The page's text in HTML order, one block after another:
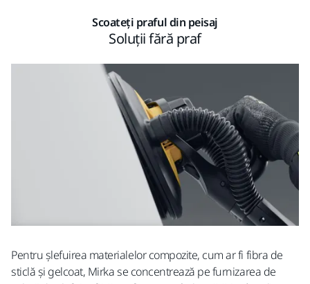
Scoateți praful din peisaj
Soluții fără praf
Pentru șlefuirea materialelor compozite, cum ar fi fibra de
sticlă și gelcoat, Mirka se concentrează pe furnizarea de